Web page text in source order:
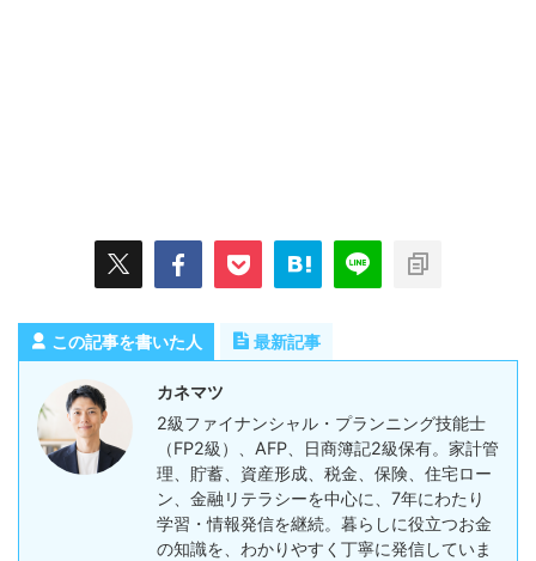
この記事を書いた人 最新記事
カネマツ
2級ファイナンシャル・プランニング技能士
（FP2級）、AFP、日商簿記2級保有。家計管
理、貯蓄、資産形成、税金、保険、住宅ロー
ン、金融リテラシーを中心に、7年にわたり
学習・情報発信を継続。暮らしに役立つお金
の知識を、わかりやすく丁寧に発信していま